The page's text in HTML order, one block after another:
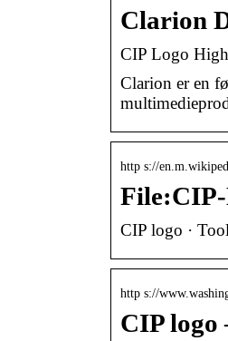
Clarion
CIP Logo
Clarion er en
http s://
File:CIP-
CIP logo ·
http s://
CIP logo